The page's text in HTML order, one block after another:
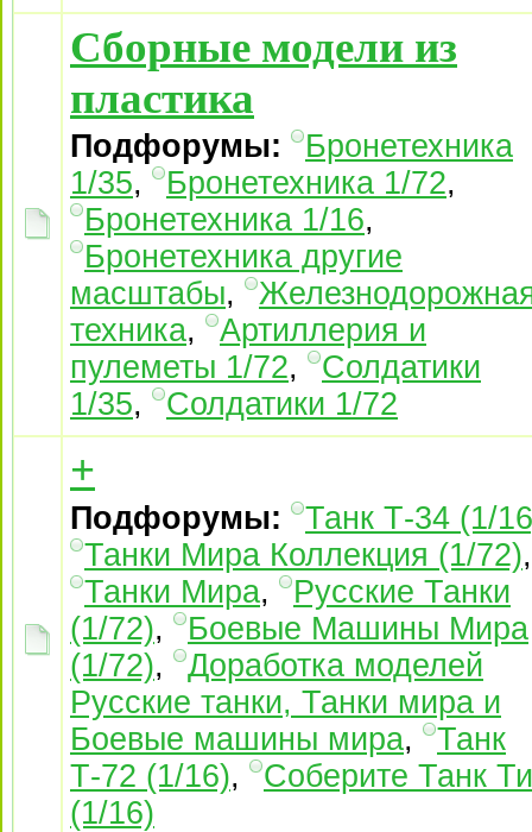
Сборные модели из
пластика
Подфорумы:
Бронетехника
1/35, Бронетехника 1/72,
Бронетехника 1/16,
Бронетехника другие
масштабы,
техника,
Артиллерия и
пулеметы 1/72,
Солдатики
1/35, Солдатики 1/72
+
Подфорумы:
Танк Т-34 (1/
Танки Мира Коллекция (1/72),
Танки Мира,
Русские Танки
(1/72),
Боевые Машины Мира
(1/72),
Доработка моделей
Русские танки, Танки мира и
Боевые машины мира,
Танк
Т-72 (1/16),
Соберите Танк
(1/16)